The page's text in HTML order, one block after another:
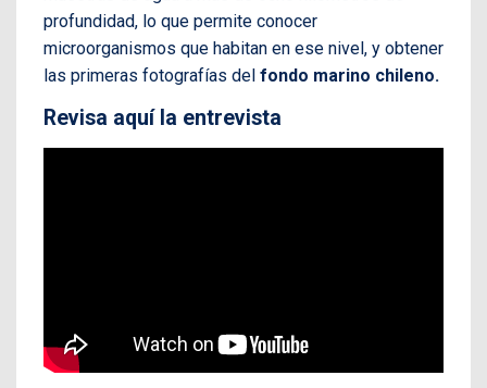
profundidad, lo que permite conocer
microorganismos que habitan en ese nivel, y obtener
las primeras fotografías del fondo marino chileno.
Revisa aquí la entrevista